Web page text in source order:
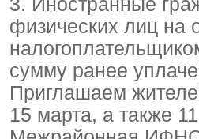
3. Иностранные
физических лиц на
сумму ранее
Приглашаем
15 марта, а также